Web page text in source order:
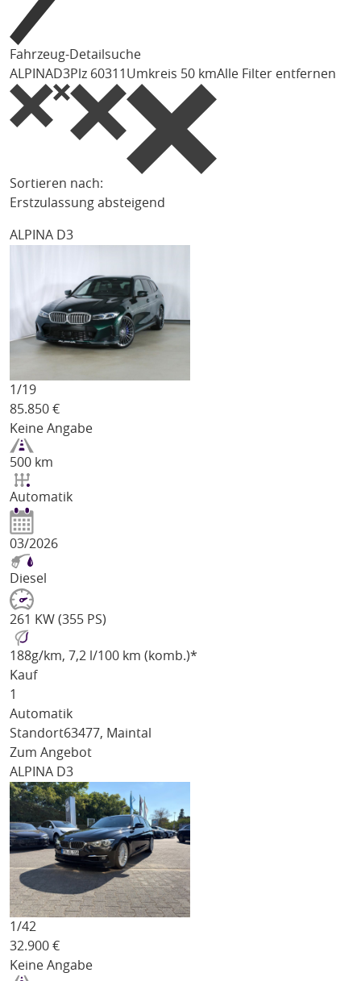
Fahrzeug-Detailsuche
ALPINAD3Plz 60311 Umkreis 50 kmAlle Filter entfernen
Sortieren nach:
Erstzulassung absteigend
ALPINA D3
1/19
85.850 €
Keine Angabe
500 km
Automatik
03/2026
Diesel
261 KW (355 PS)
188g/km, 7,2 l/100 km (komb.)*
Kauf
1
Automatik
Standort63477, Maintal
Zum Angebot
ALPINA D3
1/42
32.900 €
Keine Angabe